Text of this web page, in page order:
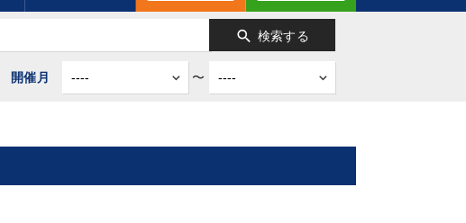
search 検索する
開催月 〜